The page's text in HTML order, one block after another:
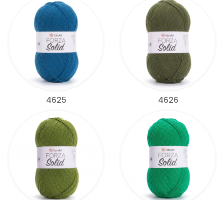
4625 4626